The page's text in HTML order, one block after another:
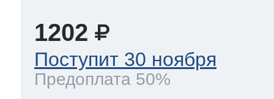
1202
Поступит 30 ноября
Предоплата 50%